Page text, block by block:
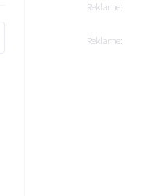
Reklame:
Reklame: